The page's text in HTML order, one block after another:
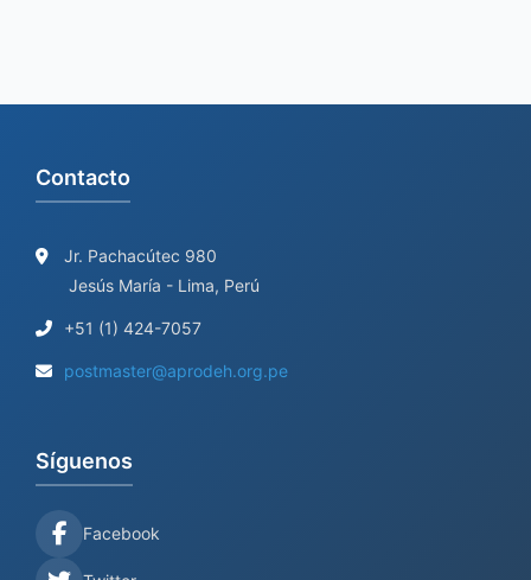
Contacto
Jr. Pachacútec 980
Jesús María - Lima, Perú
+51 (1) 424-7057
postmaster@aprodeh.org.pe
Síguenos
Facebook